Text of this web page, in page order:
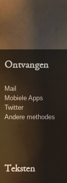
Ontvangen
Mail
Mobiele Apps
Twitter
Andere methodes
Teksten